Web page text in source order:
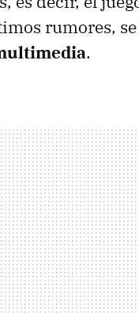
rumores,
.